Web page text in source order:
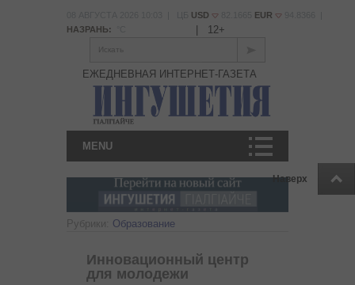
Наверх
USD EUR
НАЗРАНЬ:
12+
Искать
ЕЖЕДНЕВНАЯ ИНТЕРНЕТ-ГАЗЕТА
MENU
Рубрики: Образование
Инновационный центр
для молодежи